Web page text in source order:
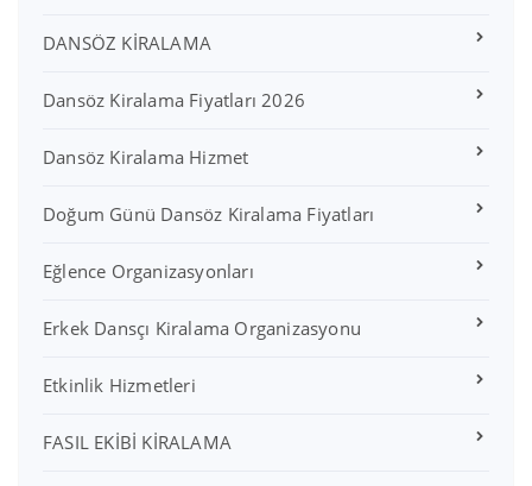
DANSÖZ KİRALAMA
Dansöz Kiralama Fiyatları 2026
Dansöz Kiralama Hizmet
Doğum Günü Dansöz Kiralama Fiyatları
Eğlence Organizasyonları
Erkek Dansçı Kiralama Organizasyonu
Etkinlik Hizmetleri
FASIL EKİBİ KİRALAMA